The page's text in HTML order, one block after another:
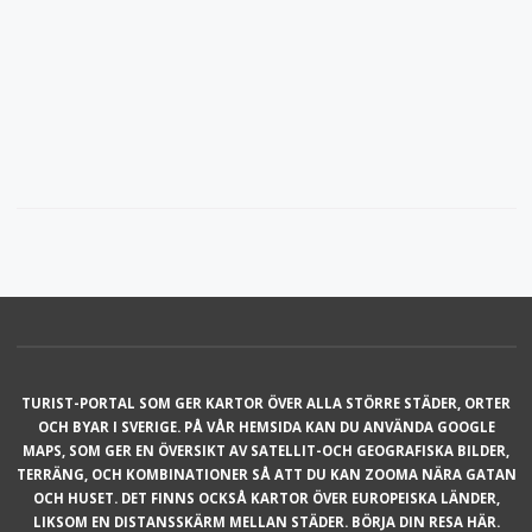
TURIST-PORTAL SOM GER KARTOR ÖVER ALLA STÖRRE STÄDER, ORTER
OCH BYAR I SVERIGE. PÅ VÅR HEMSIDA KAN DU ANVÄNDA GOOGLE
MAPS, SOM GER EN ÖVERSIKT AV SATELLIT-OCH GEOGRAFISKA BILDER,
TERRÄNG, OCH KOMBINATIONER SÅ ATT DU KAN ZOOMA NÄRA GATAN
OCH HUSET. DET FINNS OCKSÅ KARTOR ÖVER EUROPEISKA LÄNDER,
LIKSOM EN DISTANSSKÄRM MELLAN STÄDER. BÖRJA DIN RESA HÄR.